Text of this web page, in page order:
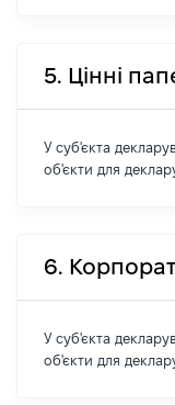
5. Цінні
У суб'єкта
об'єкти для
6.
У суб'єкта
об'єкти для